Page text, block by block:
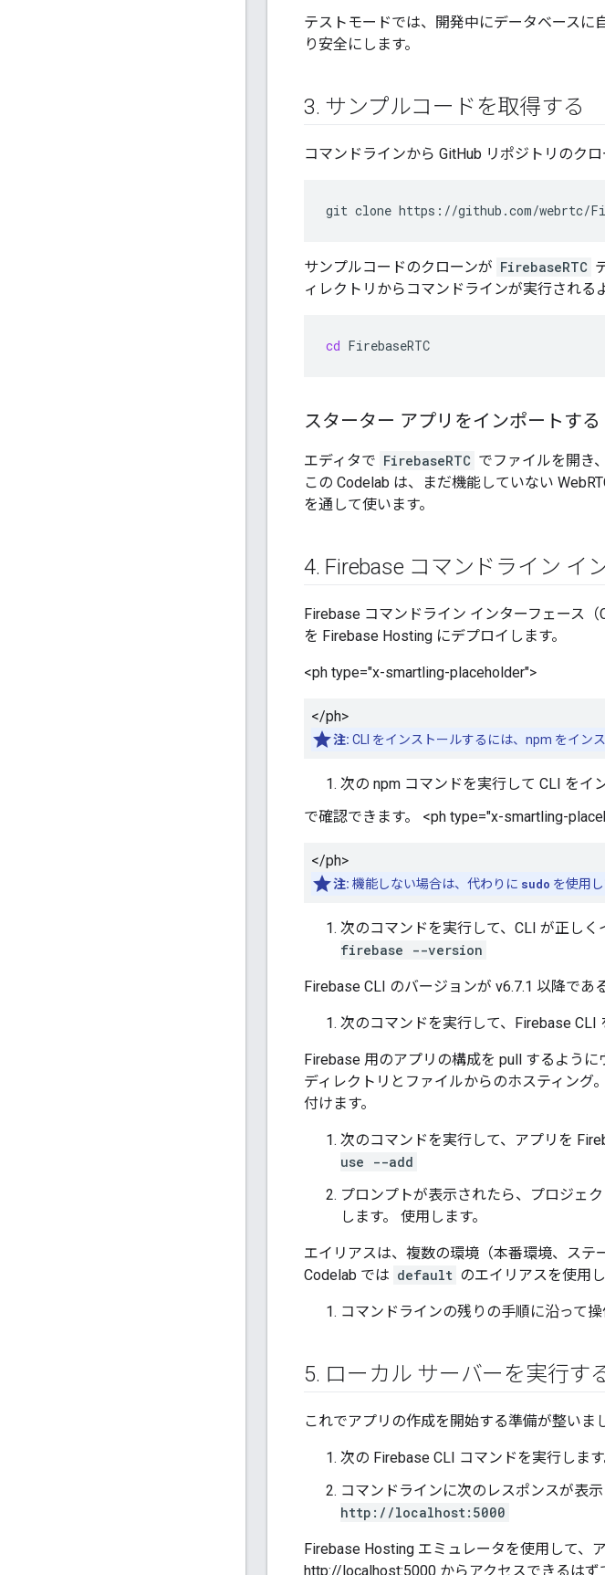
テストモードでは、開発中にデータベースに
り安全にします。
3. サンプルコードを取得する
コマンドラインから GitHub リポジトリのクロ
git clone
サンプルコードのクローンが FirebaseRTC
ィレクトリからコマンドラインが実行される
cd
スターター アプリをインポートする
エディタで FirebaseRTC でファイルを開き
この Codelab は、まだ機能していない
を通して使います。
4. Firebase コマンドライン イ
Firebase コマンドライン インターフェース
を Firebase Hosting にデプロイします。
<ph type="x-smartling-placeholder">
</ph>
注: CLI をインストールするには、npm をイン
次の npm コマンドを実行して CLI をイ
で確認できます。 <ph type="x-smartling-
</ph>
注: 機能しない場合は、代わりに sudo を使用
次のコマンドを実行して、CLI が正し
firebase --version
Firebase CLI のバージョンが v6.7.1 以降であ
次のコマンドを実行して、Firebase CLI
Firebase 用のアプリの構成を pull するよう
ディレクトリとファイルからのホスティング
付けます。
次のコマンドを実行して、アプリを
use --add
プロンプトが表示されたら、プロジェ
します。 使用します。
エイリアスは、複数の環境（本番環境、ステ
Codelab では default のエイリアスを使用し
コマンドラインの残りの手順に沿って操
5. ローカル サーバーを実行す
これでアプリの作成を開始する準備が整いま
次の Firebase CLI コマンドを実行します
コマンドラインに次のレスポンスが表示
http://localhost:5000
Firebase Hosting エミュレータを使用して、
http://localhost:5000 からアクセスできるはず